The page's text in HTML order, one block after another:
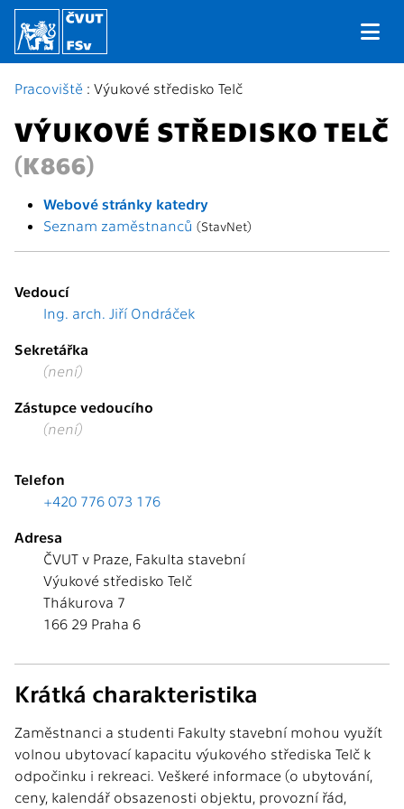
Pracoviště : Výukové středisko Telč
VÝUKOVÉ STŘEDISKO TELČ
(K866)
Webové stránky katedry
Seznam zaměstnanců (StavNet)
Vedoucí
Ing. arch. Jiří Ondráček
Sekretářka
(není)
Zástupce vedoucího
(není)
Telefon
+420 776 073 176
Adresa
ČVUT v Praze, Fakulta stavební
Výukové středisko Telč
Thákurova 7
166 29 Praha 6
Krátká charakteristika
Zaměstnanci a studenti Fakulty stavební mohou využít
volnou ubytovací kapacitu výukového střediska Telč k
odpočinku i rekreaci. Veškeré informace (o ubytování,
ceny, kalendář obsazenosti objektu, provozní řád,